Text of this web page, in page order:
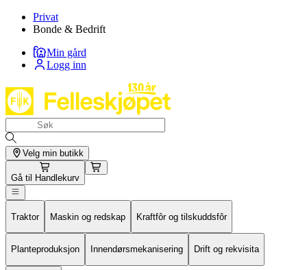
Privat
Bonde & Bedrift
Min gård
Logg inn
Velg min butikk
Gå til Handlekurv
Traktor Maskin og redskap Kraftfôr og tilskuddsfôr
Planteproduksjon Innendørsmekanisering Drift og rekvisita